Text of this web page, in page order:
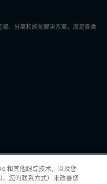
、分离和纯化解决方案，满足各类
和其他跟踪技术，以及您
您的联系方式）来改善您